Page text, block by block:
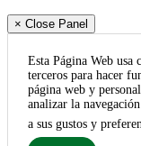
× Close Panel
Esta Página Web usa
terceros para hacer
página web y
analizar la
a sus gustos y